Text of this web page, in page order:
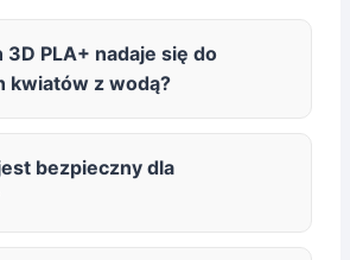
3D PLA+ nadaje się do
kwiatów z wodą?
bezpieczny dla